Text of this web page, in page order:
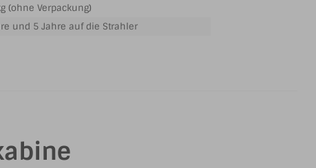
(ohne Verpackung)
und 5 Jahre auf die Strahler